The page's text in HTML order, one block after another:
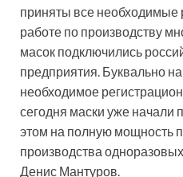
приняты все необходимые
работе по производству
масок подключились
предприятия. Буквально
необходимое
сегодня маски уже начали
этом на полную мощность
производства
Денис Мантуров.